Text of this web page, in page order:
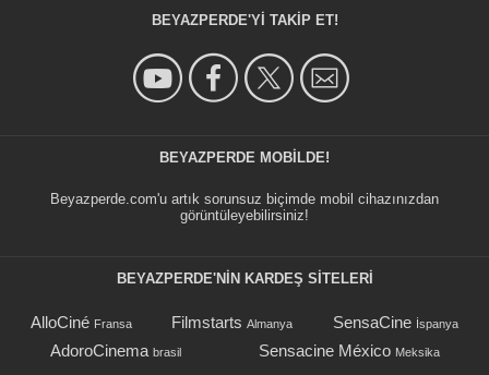
BEYAZPERDE'YI TAKIP ET!
BEYAZPERDE MOBILDE!
Beyazperde.com'u artık sorunsuz biçimde mobil cihazınızdan
görüntüleyebilirsiniz!
BEYAZPERDE'NIN KARDEŞ SİTELERİ
AlloCiné Fransa Filmstarts Almanya SensaCine İspanya
AdoroCinema brasil Sensacine México Meksika